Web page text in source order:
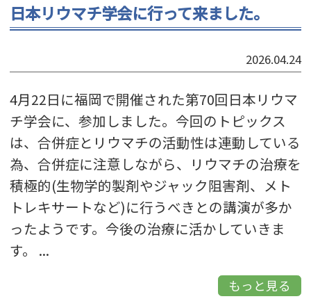
日本リウマチ学会に行って来ました。
2026.04.24
4月22日に福岡で開催された第70回日本リウマ
チ学会に、参加しました。今回のトピックス
は、合併症とリウマチの活動性は連動している
為、合併症に注意しながら、リウマチの治療を
積極的(生物学的製剤やジャック阻害剤、メト
トレキサートなど)に行うべきとの講演が多か
ったようです。今後の治療に活かしていきま
す。 ...
もっと見る